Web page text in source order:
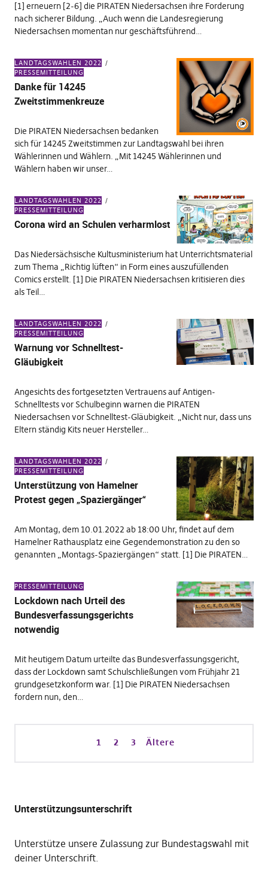
[1] erneuern [2-6] die PIRATEN Niedersachsen ihre Forderung
nach sicherer Bildung. „Auch wenn die Landesregierung
Niedersachsen momentan nur geschäftsführend…
LANDTAGSWAHLEN 2022
PRESSEMITTEILUNG
Danke für 14245
Zweitstimmenkreuze
Die PIRATEN Niedersachsen bedanken
sich für 14245 Zweitstimmen zur Landtagswahl bei ihren
Wählerinnen und Wählern. „Mit 14245 Wählerinnen und
Wählern haben wir unser…
LANDTAGSWAHLEN 2022
PRESSEMITTEILUNG
Corona wird an Schulen verharmlost
Das Niedersächsische Kultusministerium hat Unterrichtsmaterial
zum Thema „Richtig lüften“ in Form eines auszufüllenden
Comics erstellt. [1] Die PIRATEN Niedersachsen kritisieren dies
als Teil…
LANDTAGSWAHLEN 2022
PRESSEMITTEILUNG
Warnung vor Schnelltest-
Gläubigkeit
Angesichts des fortgesetzten Vertrauens auf Antigen-
Schnelltests vor Schulbeginn warnen die PIRATEN
Niedersachsen vor Schnelltest-Gläubigkeit. „Nicht nur, dass uns
Eltern ständig Kits neuer Hersteller…
LANDTAGSWAHLEN 2022
PRESSEMITTEILUNG
Unterstützung von Hamelner
Protest gegen „Spaziergänger“
Am Montag, dem 10.01.2022 ab 18:00 Uhr, findet auf dem
Hamelner Rathausplatz eine Gegendemonstration zu den so
genannten „Montags-Spaziergängen“ statt. [1] Die PIRATEN…
PRESSEMITTEILUNG
Lockdown nach Urteil des
Bundesverfassungsgerichts
notwendig
Mit heutigem Datum urteilte das Bundesverfassungsgericht,
dass der Lockdown samt Schulschließungen vom Frühjahr 21
grundgesetzkonform war. [1] Die PIRATEN Niedersachsen
fordern nun, den…
1 2 3 Ältere
Unterstützungsunterschrift
Unterstütze unsere Zulassung zur Bundestagswahl mit
deiner Unterschrift.